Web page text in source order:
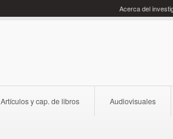
Acerca del
Artículos y cap. de libros Audiovisuales